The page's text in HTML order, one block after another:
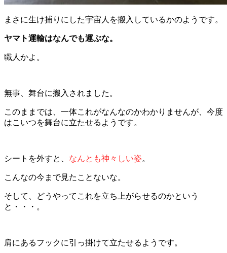
まさに生け捕りにした宇宙人を搬入しているかのようです。
ヤマト運輸はなんでも運ぶな。
職人かよ。
無事、舞台に搬入されました。
このままでは、一体これがなんなのかわかりませんが、今度
はこいつを舞台に立たせるようです。
シートを外すと、 なんとも神々しい姿。
こんなの今まで見たことないな。
そして、どうやってこれを立ち上がらせるのかという
と・・・。
肩にあるフックに引っ掛けて立たせるようです。